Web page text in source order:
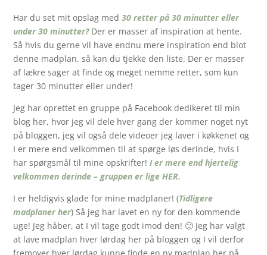
Har du set mit opslag med30 retter på 30 minutter eller
under 30 minutter? Der er masser af inspiration at hente.
Så hvis du gerne vil have endnu mere inspiration end blot
denne madplan, så kan du tjekke den liste. Der er masser
af lækre sager at finde og meget nemme retter, som kun
tager 30 minutter eller under!
Jeg har oprettet en gruppe på Facebook dedikeret til min
blog her, hvor jeg vil dele hver gang der kommer noget nyt
på bloggen, jeg vil også dele videoer jeg laver i køkkenet og
I er mere end velkommen til at spørge løs derinde, hvis I
har spørgsmål til mine opskrifter!I er mere end hjertelig
velkommen derinde – gruppen er lige HER.
I er heldigvis glade for mine madplaner! (Tidligere
madplaner her) Så jeg har lavet en ny for den kommende
uge! Jeg håber, at I vil tage godt imod den! 🙂 Jeg har valgt
at lave madplan hver lørdag her på bloggen og I vil derfor